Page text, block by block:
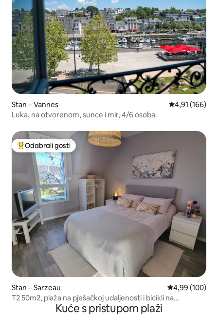
Stan – Vannes Prosječna
4,91 (166)
Luka, na otvorenom, sunce i mir, 4/6 osoba
Među najviše rangiranima s oznakom „Odabrali gosti”
Odabrali gosti
Stan – Sarzeau Prosječna
4,99 (100)
T2 50m2, plaža na pješačkoj udaljenosti i bicikli na
Kuće s pristupom plaži